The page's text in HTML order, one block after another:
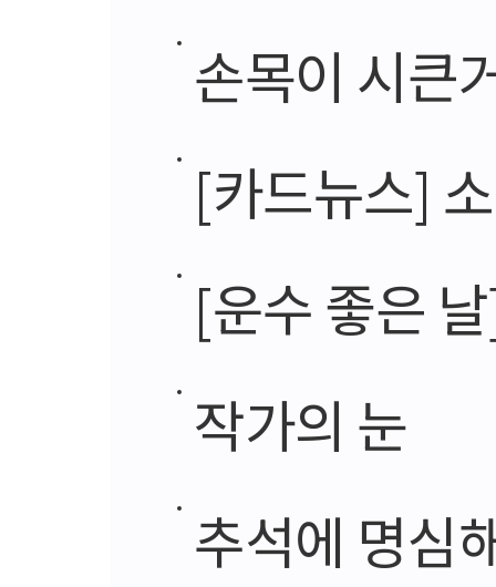
손목이 시큰
[카드뉴스]
[운수 좋은
작가의 눈
추석에 명심